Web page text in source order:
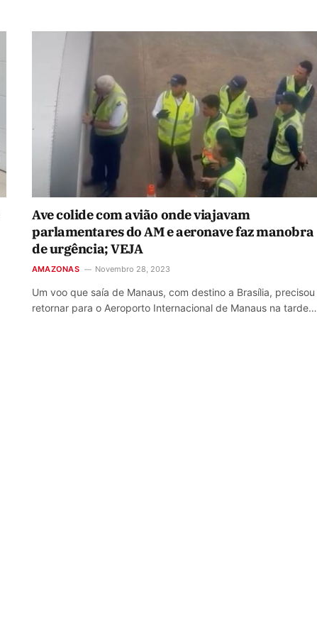
Ave colide com avião onde viajavam
parlamentares do AM e aeronave faz manobra
de urgência; VEJA
AMAZONAS Novembro 28, 2023
Um voo que saía de Manaus, com destino a Brasília, precisou
retornar para o Aeroporto Internacional de Manaus na tarde…